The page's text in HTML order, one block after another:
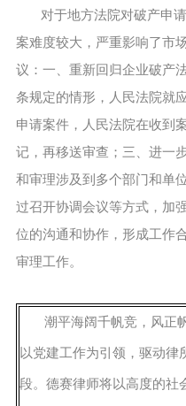
对于地方法院对破产申
案难度较大，严重影响了市
议：一、重新回归企业破产
条规定的情形，人民法院就
申请案件，人民法院在收到
记，再移送审查；三、进一
和审理涉及到多个部门和单
过召开协调会议等方式，加
位的沟通和协作，形成工作
审理工作。
潮平海阔千帆竞，风正
以党建工作为引领，驱动律
段。德赛律师将以高度的社